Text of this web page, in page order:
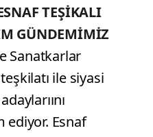
TEŞİKALI
GÜNDEMİMİZ
Sanatkarlar
ile siyasi
ediyor. Esnaf